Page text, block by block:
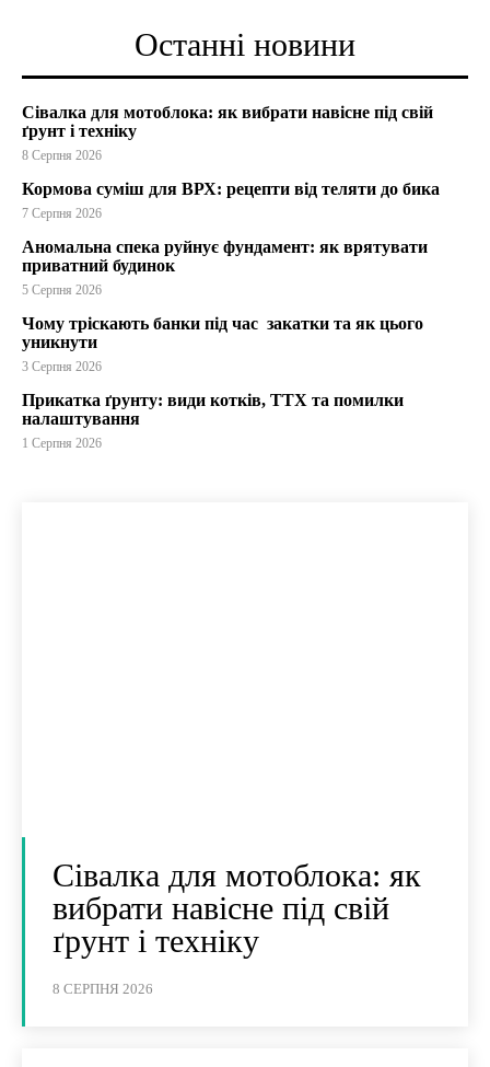
Останні новини
Сівалка для мотоблока: як вибрати навісне під свій
ґрунт і техніку
8 Серпня 2026
Кормова суміш для ВРХ: рецепти від теляти до бика
7 Серпня 2026
Аномальна спека руйнує фундамент: як врятувати
приватний будинок
5 Серпня 2026
Чому тріскають банки під час закатки та як цього
уникнути
3 Серпня 2026
Прикатка ґрунту: види котків, ТТХ та помилки
налаштування
1 Серпня 2026
Сівалка для мотоблока: як
вибрати навісне під свій
ґрунт і техніку
8 СЕРПНЯ 2026